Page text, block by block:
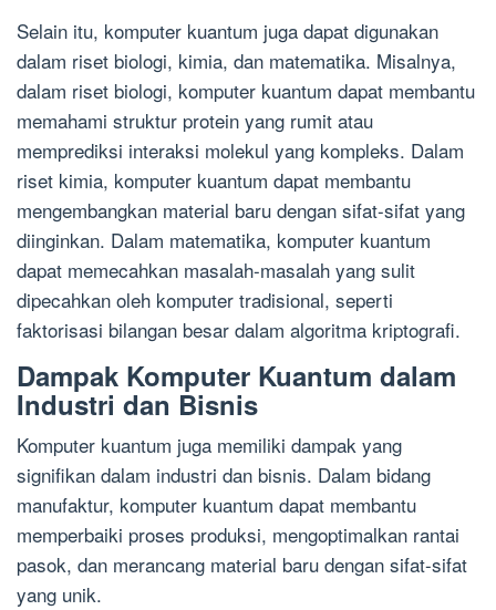
Selain itu, komputer kuantum juga dapat digunakan
dalam riset biologi, kimia, dan matematika. Misalnya,
dalam riset biologi, komputer kuantum dapat membantu
memahami struktur protein yang rumit atau
memprediksi interaksi molekul yang kompleks. Dalam
riset kimia, komputer kuantum dapat membantu
mengembangkan material baru dengan sifat-sifat yang
diinginkan. Dalam matematika, komputer kuantum
dapat memecahkan masalah-masalah yang sulit
dipecahkan oleh komputer tradisional, seperti
faktorisasi bilangan besar dalam algoritma kriptografi.
Dampak Komputer Kuantum dalam
Industri dan Bisnis
Komputer kuantum juga memiliki dampak yang
signifikan dalam industri dan bisnis. Dalam bidang
manufaktur, komputer kuantum dapat membantu
memperbaiki proses produksi, mengoptimalkan rantai
pasok, dan merancang material baru dengan sifat-sifat
yang unik.